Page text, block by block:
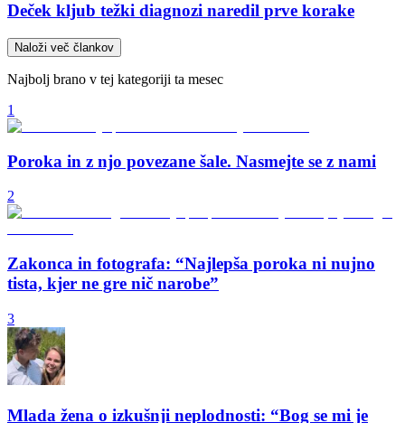
Deček kljub težki diagnozi naredil prve korake
Naloži več člankov
Najbolj brano v tej kategoriji ta mesec
1
Poroka in z njo povezane šale. Nasmejte se z nami
2
Zakonca in fotografa: “Najlepša poroka ni nujno
tista, kjer ne gre nič narobe”
3
Mlada žena o izkušnji neplodnosti: “Bog se mi je